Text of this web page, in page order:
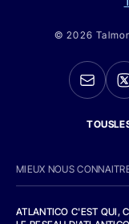
© 2026
MIEUX NOUS
ATLANTICO C'EST QUI,